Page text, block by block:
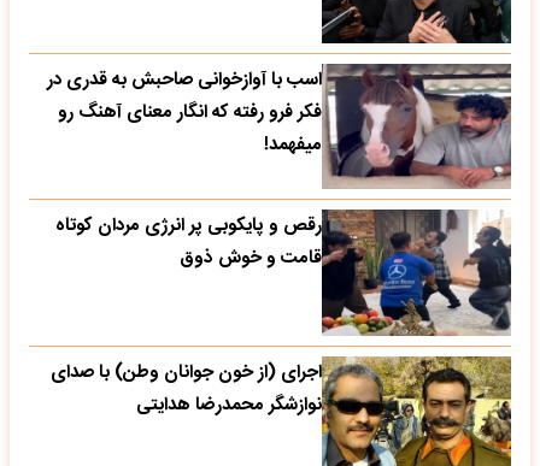
اسب با آوازخوانی صاحبش به قدری در
فکر فرو رفته که انگار معنای آهنگ رو
میفهمد!
رقص و پایکوبی پر انرژی مردان کوتاه
قامت و خوش ذوق
اجرای (از خون جوانان وطن) با صدای
نوازشگر محمدرضا هدایتی